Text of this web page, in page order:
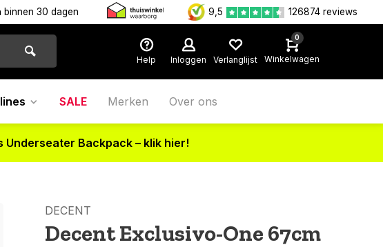
binnen 30 dagen 9,5 126874 reviews
Help Inloggen Verlanglijst
0
Winkelwagen
SALE Merken Over ons
Backpack – klik hier!
DECENT
Decent Exclusivo-One 67cm